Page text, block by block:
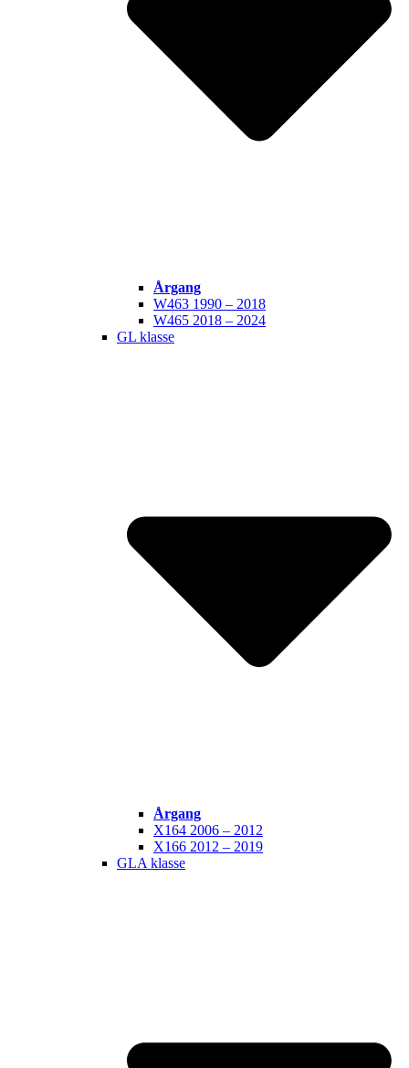
Årgang
W463 1990 – 2018
W465 2018 – 2024
GL klasse
Årgang
X164 2006 – 2012
X166 2012 – 2019
GLA klasse